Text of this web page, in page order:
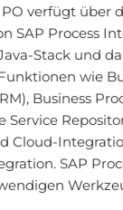
verfügt über
SAP Process
Stack und
wie
Business
Service
Cloud-
SAP